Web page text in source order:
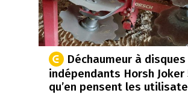
Déchaumeur à disques
indépendants Horsh Joker
qu’en pensent les